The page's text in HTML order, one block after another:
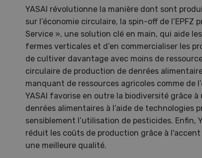
YASAI révolutionne la manière dont sont
sur l’économie circulaire, la spin-off de l’EPFZ
Service », une solution clé en main, qui aide
fermes verticales et d’en commercialiser les
de cultiver davantage avec moins de
circulaire de production de denrées
manquant de ressources agricoles comme de
YASAI favorise en outre la biodiversité grâce
denrées alimentaires à l’aide de technologies
sensiblement l’utilisation de pesticides. Enfin,
réduit les coûts de production grâce à
une meilleure qualité.